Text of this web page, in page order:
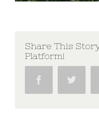
Share This
Platform!
Facebook